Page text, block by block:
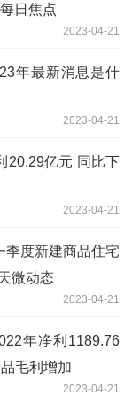
日焦点
2023-04-21
年最新消息是什
2023-04-21
20.29亿元 同比下
2023-04-21
季度新建商品住宅
微动态
2023-04-21
年净利1189.76
毛利增加
2023-04-21